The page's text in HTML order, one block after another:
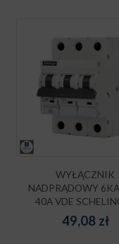
WYŁĄCZNIK
NADPRĄDOWY
40A VDE
49,08 zł